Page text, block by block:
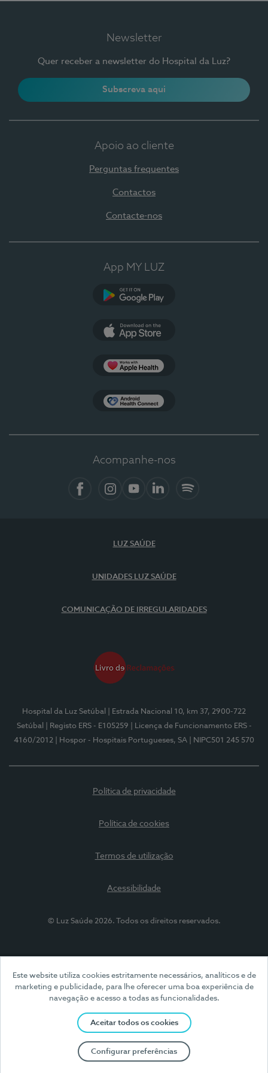
Este website utiliza cookies estritamente necessários, analíticos e de
marketing e publicidade, para lhe oferecer uma boa experiência de
navegação e acesso a todas as funcionalidades.
Aceitar todos os cookies
Configurar preferências
Newsletter
Quer receber a newsletter do Hospital da Luz?
Subscreva aqui
Apoio ao cliente
Perguntas frequentes
Contactos
Contacte-nos
App MY LUZ
Acompanhe-nos
LUZ SAÚDE
UNIDADES LUZ SAÚDE
COMUNICAÇÃO DE IRREGULARIDADES
Hospital da Luz Setúbal
| Estrada Nacional 10, km 37, 2900-722
Setúbal
| Registo ERS - E105259
| Licença de Funcionamento ERS -
4160/2012
| Hospor - Hospitais Portugueses, SA | NIPC501 245 570
Política de privacidade
Política de cookies
Termos de utilização
Acessibilidade
© Luz Saúde 2026. Todos os direitos reservados.